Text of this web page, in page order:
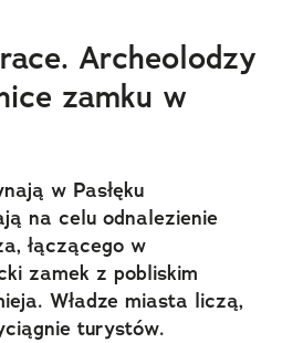
Archeolodzy
zamku w
w Pasłęku
na celu odnalezienie
łączącego w
zamek z pobliskim
Władze miasta liczą,
turystów.